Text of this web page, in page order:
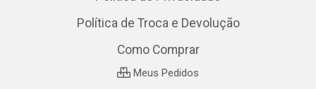
Política de Troca e Devolução
Como Comprar
Meus Pedidos